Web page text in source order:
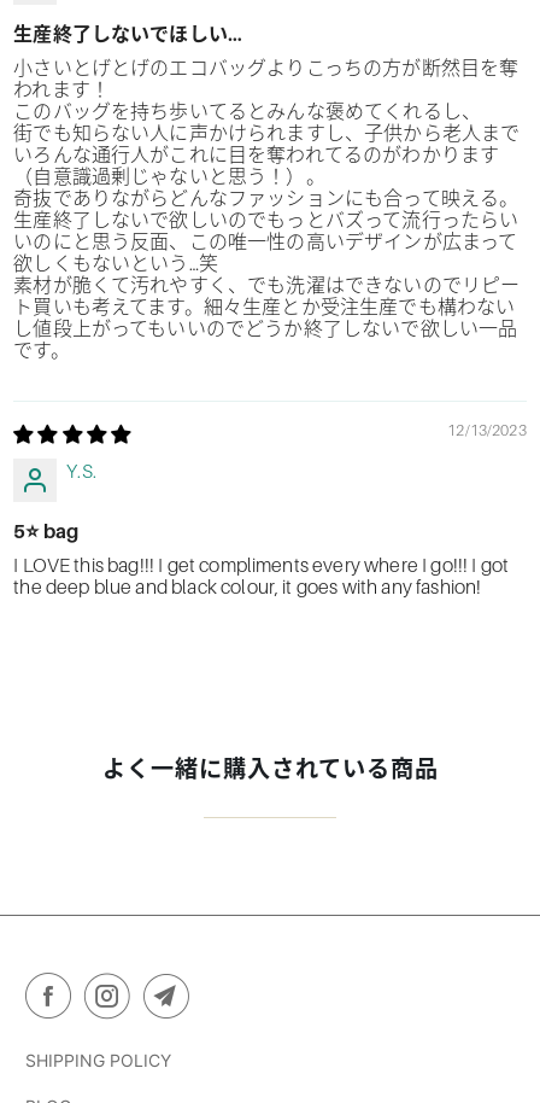
生産終了しないでほしい…
小さいとげとげのエコバッグよりこっちの方が断然目を奪
われます！
このバッグを持ち歩いてるとみんな褒めてくれるし、
街でも知らない人に声かけられますし、子供から老人まで
いろんな通行人がこれに目を奪われてるのがわかります
（自意識過剰じゃないと思う！）。
奇抜でありながらどんなファッションにも合って映える。
生産終了しないで欲しいのでもっとバズって流行ったらい
いのにと思う反面、この唯一性の高いデザインが広まって
欲しくもないという…笑
素材が脆くて汚れやすく、でも洗濯はできないのでリピー
ト買いも考えてます。細々生産とか受注生産でも構わない
し値段上がってもいいのでどうか終了しないで欲しい一品
です。
12/13/2023
Y.S.
5⭐️ bag
I LOVE this bag!!! I get compliments every where I go!!! I got
the deep blue and black colour, it goes with any fashion!
よく一緒に購入されている商品
SHIPPING POLICY